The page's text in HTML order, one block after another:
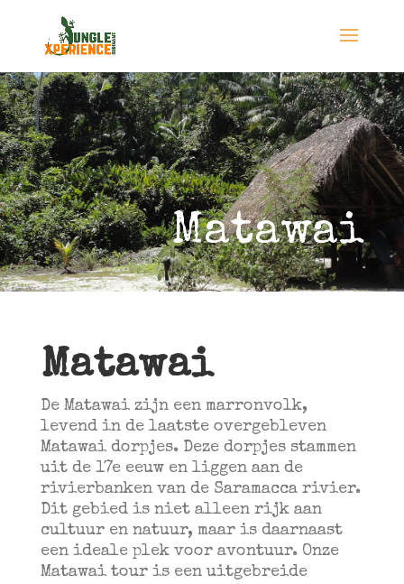
Matawai
Matawai
De Matawai zijn een marronvolk,
levend in de laatste overgebleven
Matawai dorpjes. Deze dorpjes stammen
uit de 17e eeuw en liggen aan de
rivierbanken van de Saramacca rivier.
Dit gebied is niet alleen rijk aan
cultuur en natuur, maar is daarnaast
een ideale plek voor avontuur. Onze
Matawai tour is een uitgebreide